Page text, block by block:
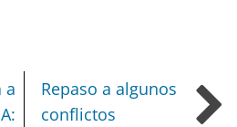
a
Repaso a algunos
conflictos